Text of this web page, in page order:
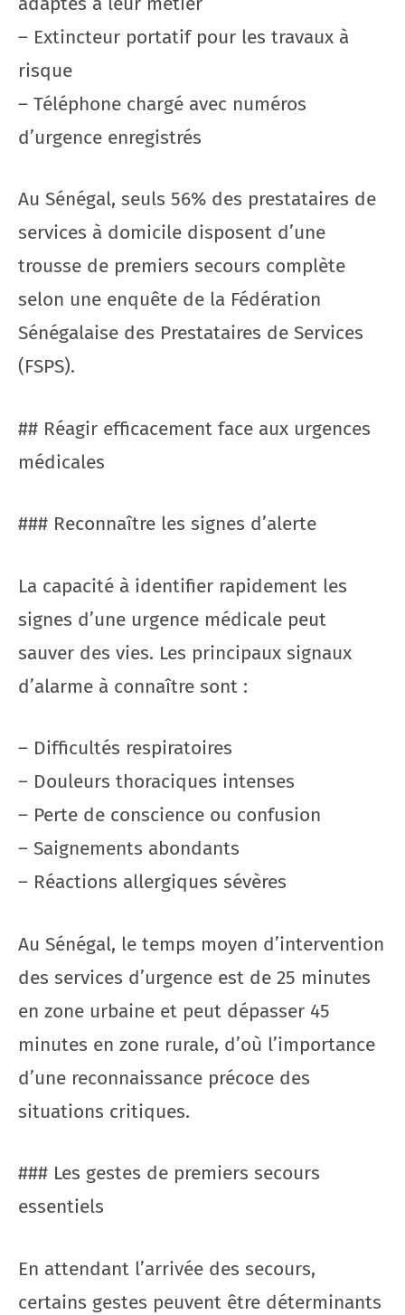
– Extincteur portatif pour les travaux à
risque
– Téléphone chargé avec numéros
d’urgence enregistrés
Au Sénégal, seuls 56% des prestataires de
services à domicile disposent d’une
trousse de premiers secours complète
selon une enquête de la Fédération
Sénégalaise des Prestataires de Services
(FSPS).
## Réagir efficacement face aux urgences
médicales
### Reconnaître les signes d’alerte
La capacité à identifier rapidement les
signes d’une urgence médicale peut
sauver des vies. Les principaux signaux
d’alarme à connaître sont :
– Difficultés respiratoires
– Douleurs thoraciques intenses
– Perte de conscience ou confusion
– Saignements abondants
– Réactions allergiques sévères
Au Sénégal, le temps moyen d’intervention
des services d’urgence est de 25 minutes
en zone urbaine et peut dépasser 45
minutes en zone rurale, d’où l’importance
d’une reconnaissance précoce des
situations critiques.
### Les gestes de premiers secours
essentiels
En attendant l’arrivée des secours,
certains gestes peuvent être déterminants